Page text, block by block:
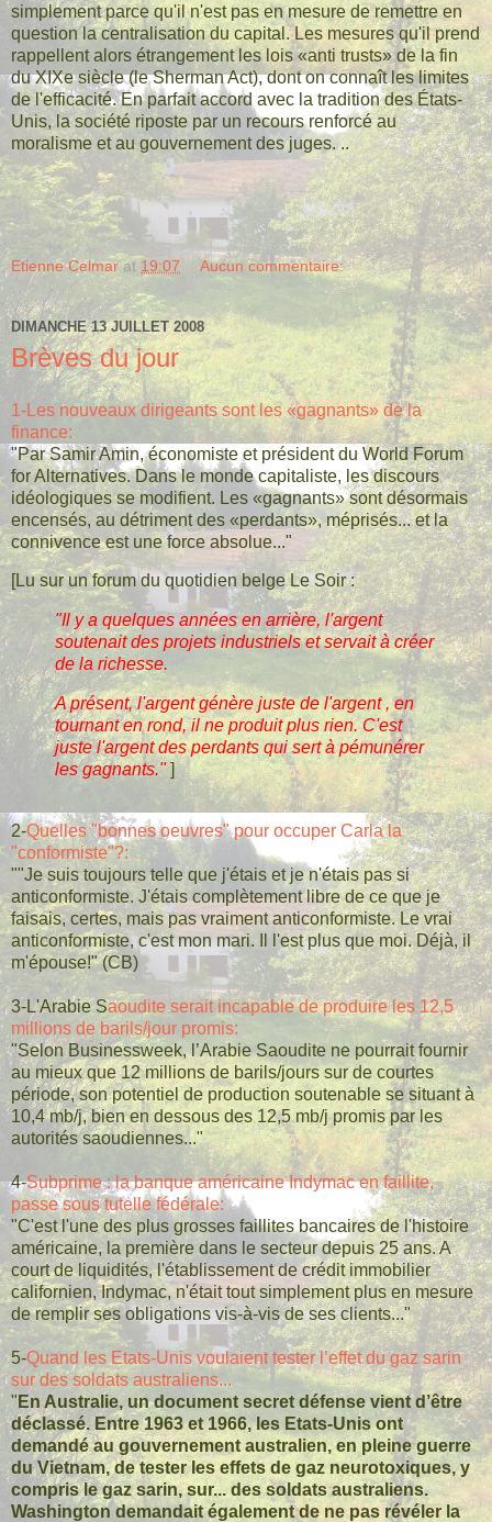
simplement parce qu'il n'est pas en mesure de remettre en
question la centralisation du capital. Les mesures qu'il prend
rappellent alors étrangement les lois «anti trusts» de la fin
du XIXe siècle (le Sherman Act), dont on connaît les limites
de l'efficacité. En parfait accord avec la tradition des États-
Unis, la société riposte par un recours renforcé au
moralisme et au gouvernement des juges. ..
Etienne Celmar at 19:07 Aucun commentaire:
DIMANCHE 13 JUILLET 2008
Brèves du jour
1-Les nouveaux dirigeants sont les «gagnants» de la
finance:
"Par Samir Amin, économiste et président du World Forum
for Alternatives. Dans le monde capitaliste, les discours
idéologiques se modifient. Les «gagnants» sont désormais
encensés, au détriment des «perdants», méprisés... et la
connivence est une force absolue..."
[Lu sur un forum du quotidien belge Le Soir :
"Il y a quelques années en arrière, l'argent
soutenait des projets industriels et servait à créer
de la richesse.
A présent, l'argent génère juste de l'argent , en
tournant en rond, il ne produit plus rien. C'est
juste l'argent des perdants qui sert à pémunérer
les gagnants."]
2-Quelles "bonnes oeuvres" pour occuper Carla la
"conformiste"?:
""Je suis toujours telle que j'étais et je n'étais pas si
anticonformiste. J'étais complètement libre de ce que je
faisais, certes, mais pas vraiment anticonformiste. Le vrai
anticonformiste, c'est mon mari. Il l'est plus que moi. Déjà, il
m'épouse!" (CB)
3-L'Arabie Saoudite serait incapable de produire les 12,5
millions de barils/jour promis:
"Selon Businessweek, l’Arabie Saoudite ne pourrait fournir
au mieux que 12 millions de barils/jours sur de courtes
période, son potentiel de production soutenable se situant à
10,4 mb/j, bien en dessous des 12,5 mb/j promis par les
autorités saoudiennes..."
4-Subprime : la banque américaine Indymac en faillite,
passe sous tutelle fédérale:
"C'est l'une des plus grosses faillites bancaires de l'histoire
américaine, la première dans le secteur depuis 25 ans. A
court de liquidités, l'établissement de crédit immobilier
californien, Indymac, n'était tout simplement plus en mesure
de remplir ses obligations vis-à-vis de ses clients..."
5-Quand les Etats-Unis voulaient tester l’effet du gaz sarin
sur des soldats australiens...
" En Australie, un document secret défense vient d’être
déclassé. Entre 1963 et 1966, les Etats-Unis ont
demandé au gouvernement australien, en pleine guerre
du Vietnam, de tester les effets de gaz neurotoxiques, y
compris le gaz sarin, sur... des soldats australiens.
Washington demandait également de ne pas révéler la